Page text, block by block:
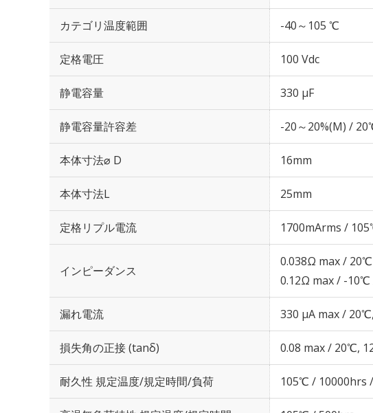
カテゴリ温度範囲 -40～105 ℃
定格電圧 100 Vdc
静電容量 330 µF
静電容量許容差 -20～20%(M) /
本体寸法⌀ D 16mm
本体寸法L 25mm
定格リプル電流 1700mArms /
インピーダンス
0.038Ω max /
0.12Ω max / -10℃
漏れ電流 330 μA max /
損失角の正接 (tanδ) 0.08 max / 20℃,
耐久性 規定温度/規定時間/負荷 105℃ / 10000hrs